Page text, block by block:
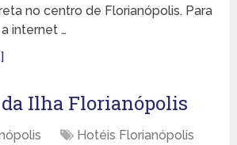
no centro de Florianópolis. Para
internet …
Ilha Florianópolis
Hotéis Florianópolis